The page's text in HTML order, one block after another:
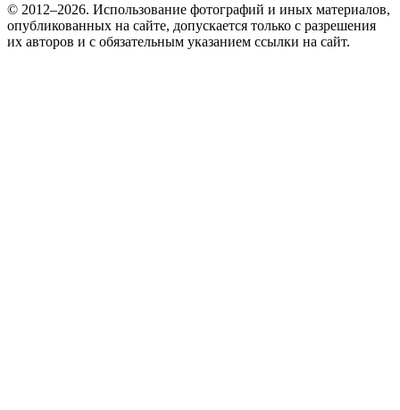
© 2012–2026. Использование фотографий и иных материалов,
опубликованных на сайте, допускается только с разрешения
их авторов и c обязательным указанием ссылки на сайт.